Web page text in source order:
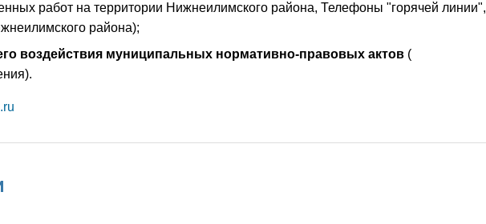
работ на территории Нижнеилимского района, Телефоны "горячей линии",
района);
воздействия муниципальных нормативно-правовых актов (